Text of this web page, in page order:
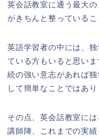
英会話教室に通う最大
がきちんと整っているこ
英語学習者の中には、
ている方もいると思い
続の強い意志があれば
して簡単なことではあり
その点、英会話教室に
講師陣、これまでの実